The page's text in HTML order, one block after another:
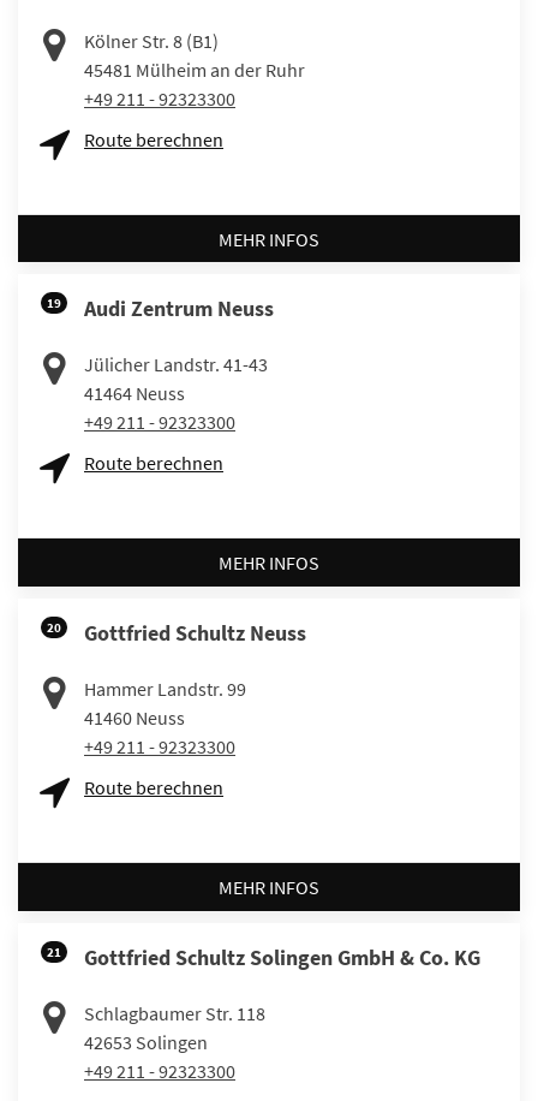
Kölner Str. 8 (B1)
45481 Mülheim an der Ruhr
+49 211 - 92323300
Route berechnen
MEHR INFOS
19 Audi Zentrum Neuss
Jülicher Landstr. 41-43
41464 Neuss
+49 211 - 92323300
Route berechnen
MEHR INFOS
20 Gottfried Schultz Neuss
Hammer Landstr. 99
41460 Neuss
+49 211 - 92323300
Route berechnen
MEHR INFOS
21 Gottfried Schultz Solingen GmbH & Co. KG
Schlagbaumer Str. 118
42653 Solingen
+49 211 - 92323300